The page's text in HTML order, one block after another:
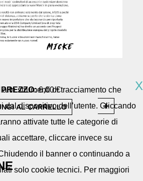
PREZZO:6,00 € X
altri strumenti di tracciamento che
dal dispositivo dell’utente. Cliccando
attivate tutte le categorie di
accettare, cliccare invece su
il banner o continuando a
solo cookie tecnici. Per maggiori